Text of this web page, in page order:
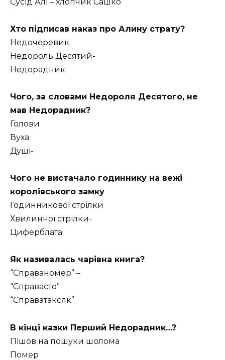
Хто підписав наказ про Алину страту?
Недочеревик
Недороль Десятий-
Недорадник
Чого, за словами Недороля Десятого, не
мав Недорадник?
Голови
Вуха
Душі-
Чого не вистачало годиннику на вежі
королівського замку
Годинникової стрілки
Хвилинної стрілки-
Циферблата
Як називалась чарівна книга?
“Справаномер” –
“Справасто”
“Справатаксяк”
В кінці казки Перший Недорадник…?
Пішов на пошуки шолома
Помер